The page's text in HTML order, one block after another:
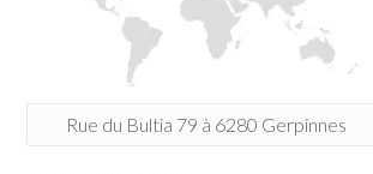
Rue du Bultia 79 à 6280 Gerpinnes